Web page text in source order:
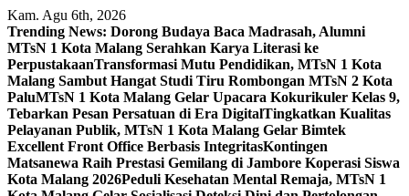
Skip
to
content
Kam. Agu 6th, 2026
Trending News: Dorong Budaya Baca Madrasah, Alumni
MTsN 1 Kota Malang Serahkan Karya Literasi ke
PerpustakaanTransformasi Mutu Pendidikan, MTsN 1 Kota
Malang Sambut Hangat Studi Tiru Rombongan MTsN 2 Kota
PaluMTsN 1 Kota Malang Gelar Upacara Kokurikuler Kelas 9,
Tebarkan Pesan Persatuan di Era DigitalTingkatkan Kualitas
Pelayanan Publik, MTsN 1 Kota Malang Gelar Bimtek
Excellent Front Office Berbasis IntegritasKontingen
Matsanewa Raih Prestasi Gemilang di Jambore Koperasi Siswa
Kota Malang 2026Peduli Kesehatan Mental Remaja, MTsN 1